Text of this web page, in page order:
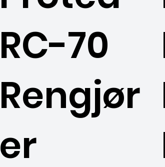
RC-70
Rengjør
er